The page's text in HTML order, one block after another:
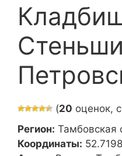
(20 оценок,
Регион: Тамбовская
Координаты: